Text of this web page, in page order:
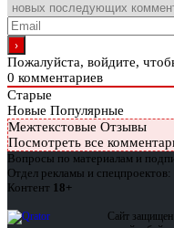
Пожалуйста, войдите,
0 комментариев
Старые
Новые Популярные
Межтекстовые Отзывы
Посмотреть все
Вопросы по материалам и
Отдел рекламы и спецпроектов:
Контент 18+
Сайт